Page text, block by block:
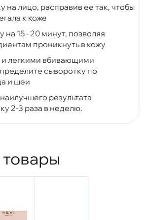
на лицо, расправив ее так, чтобы
к коже
на 15 - 20 минут, позволяя
проникнуть в кожу
и легкими вбивающими
сыворотку по
и шеи
результата
2-3 раза в неделю.